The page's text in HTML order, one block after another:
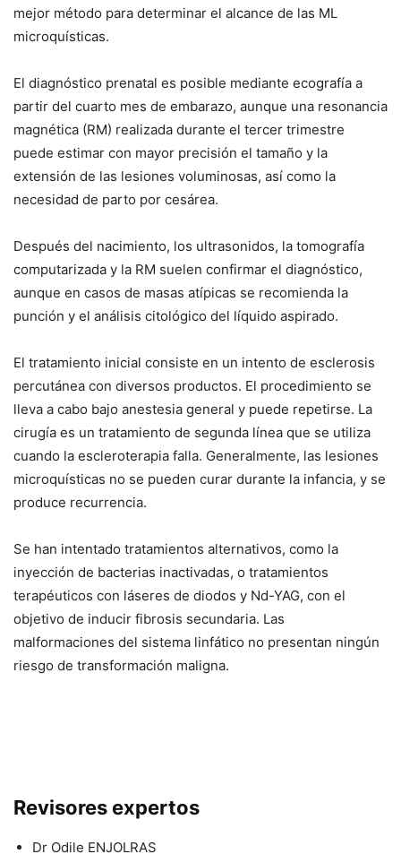
mejor método para determinar el alcance de las ML
microquísticas.
El diagnóstico prenatal es posible mediante ecografía a
partir del cuarto mes de embarazo, aunque una resonancia
magnética (RM) realizada durante el tercer trimestre
puede estimar con mayor precisión el tamaño y la
extensión de las lesiones voluminosas, así como la
necesidad de parto por cesárea.
Después del nacimiento, los ultrasonidos, la tomografía
computarizada y la RM suelen confirmar el diagnóstico,
aunque en casos de masas atípicas se recomienda la
punción y el análisis citológico del líquido aspirado.
El tratamiento inicial consiste en un intento de esclerosis
percutánea con diversos productos. El procedimiento se
lleva a cabo bajo anestesia general y puede repetirse. La
cirugía es un tratamiento de segunda línea que se utiliza
cuando la escleroterapia falla. Generalmente, las lesiones
microquísticas no se pueden curar durante la infancia, y se
produce recurrencia.
Se han intentado tratamientos alternativos, como la
inyección de bacterias inactivadas, o tratamientos
terapéuticos con láseres de diodos y Nd-YAG, con el
objetivo de inducir fibrosis secundaria. Las
malformaciones del sistema linfático no presentan ningún
riesgo de transformación maligna.
Revisores expertos
Dr Odile ENJOLRAS